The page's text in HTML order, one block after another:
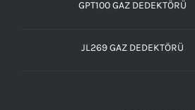
GPT100 GAZ DEDEKTÖRÜ
JL269 GAZ DEDEKTÖRÜ